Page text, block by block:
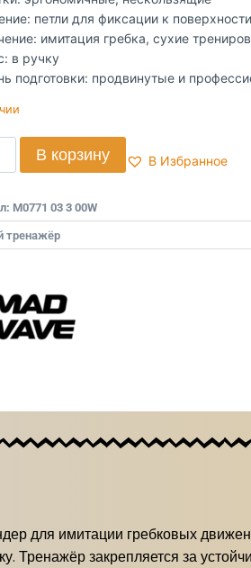
петли для фиксации к поверхности
имитация гребка, сухие
в ручку
подготовки: продвинутые и
В корзину В Избранное
M0771 03 3 00W
тренажёр
для имитации гребковых
Тренажёр закрепляется за